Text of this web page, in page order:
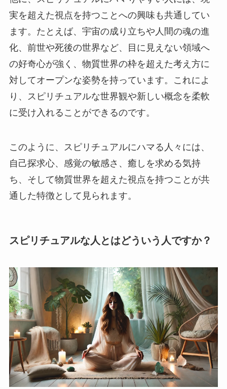
実を超えた視点を持つことへの興味も共通してい
ます。たとえば、宇宙の成り立ちや人間の魂の進
化、前世や死後の世界など、目に見えない領域へ
の好奇心が強く、物質世界の枠を超えた考え方に
対してオープンな姿勢を持っています。これによ
り、スピリチュアルな世界観や新しい概念を柔軟
に受け入れることができるのです。
このように、スピリチュアルにハマる人々には、
自己探求心、感覚の敏感さ、癒しを求める気持
ち、そして物質世界を超えた視点を持つことが共
通した特徴として見られます。
スピリチュアルな人とはどういう人ですか？